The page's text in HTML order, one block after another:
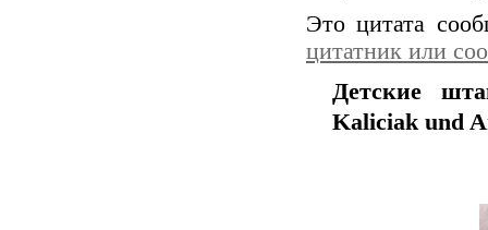
Это цитата
цитатник или
Детские
Kaliciak und